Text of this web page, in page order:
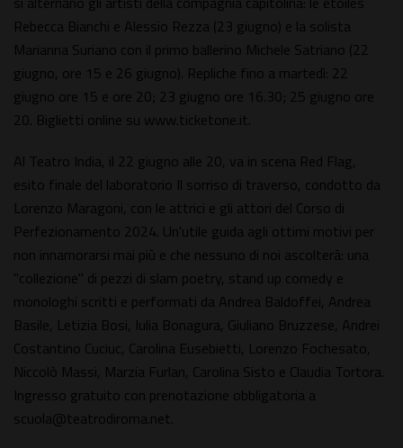
Rebecca Bianchi e Alessio Rezza (23 giugno) e la solista
Marianna Suriano con il primo ballerino Michele Satriano (22
giugno, ore 15 e 26 giugno). Repliche fino a martedì: 22
giugno ore 15 e ore 20; 23 giugno ore 16.30; 25 giugno ore
20. Biglietti online su www.ticketone.it.
Al Teatro India, il 22 giugno alle 20, va in scena Red Flag,
esito finale del laboratorio Il sorriso di traverso, condotto da
Lorenzo Maragoni, con le attrici e gli attori del Corso di
Perfezionamento 2024. Un'utile guida agli ottimi motivi per
non innamorarsi mai più e che nessuno di noi ascolterà: una
"collezione" di pezzi di slam poetry, stand up comedy e
monologhi scritti e performati da Andrea Baldoffei, Andrea
Basile, Letizia Bosi, Iulia Bonagura, Giuliano Bruzzese, Andrei
Costantino Cuciuc, Carolina Eusebietti, Lorenzo Fochesato,
Niccolò Massi, Marzia Furlan, Carolina Sisto e Claudia Tortora.
Ingresso gratuito con prenotazione obbligatoria a
scuola@teatrodiroma.net.